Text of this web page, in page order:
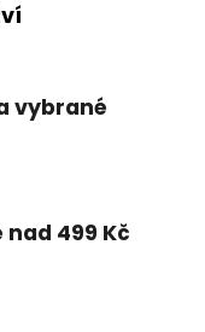
vybrané
499 Kč